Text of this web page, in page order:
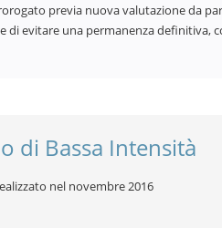
previa nuova valutazione da
di evitare una permanenza definitiva,
di Bassa Intensità
nel novembre 2016